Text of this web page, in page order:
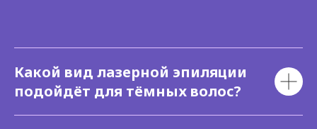
Какой вид лазерной эпиляции
подойдёт для тёмных волос?